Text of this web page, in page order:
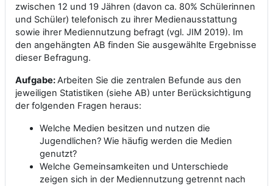
zwischen 12 und 19 Jähren (davon ca. 80% Schülerinnen
und Schüler) telefonisch zu ihrer Medienausstattung
sowie ihrer Mediennutzung befragt (vgl. JIM 2019). Im
den angehängten AB finden Sie ausgewählte Ergebnisse
dieser Befragung.
Aufgabe:Arbeiten Sie die zentralen Befunde aus den
jeweiligen Statistiken (siehe AB) unter Berücksichtigung
der folgenden Fragen heraus:
Welche Medien besitzen und nutzen die
Jugendlichen? Wie häufig werden die Medien
genutzt?
Welche Gemeinsamkeiten und Unterschiede
zeigen sich in der Mediennutzung getrennt nach